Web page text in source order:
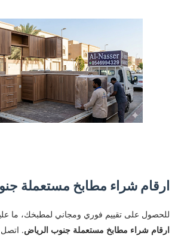
ارقام شراء مطابخ مستعملة
​للحصول على تقييم فوري ومجاني لمطبخك، ما
ارقام شراء مطابخ مستعملة جنوب الرياض. اتصل